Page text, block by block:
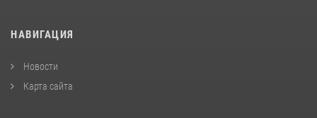
НАВИГАЦИЯ
Новости
Карта сайта